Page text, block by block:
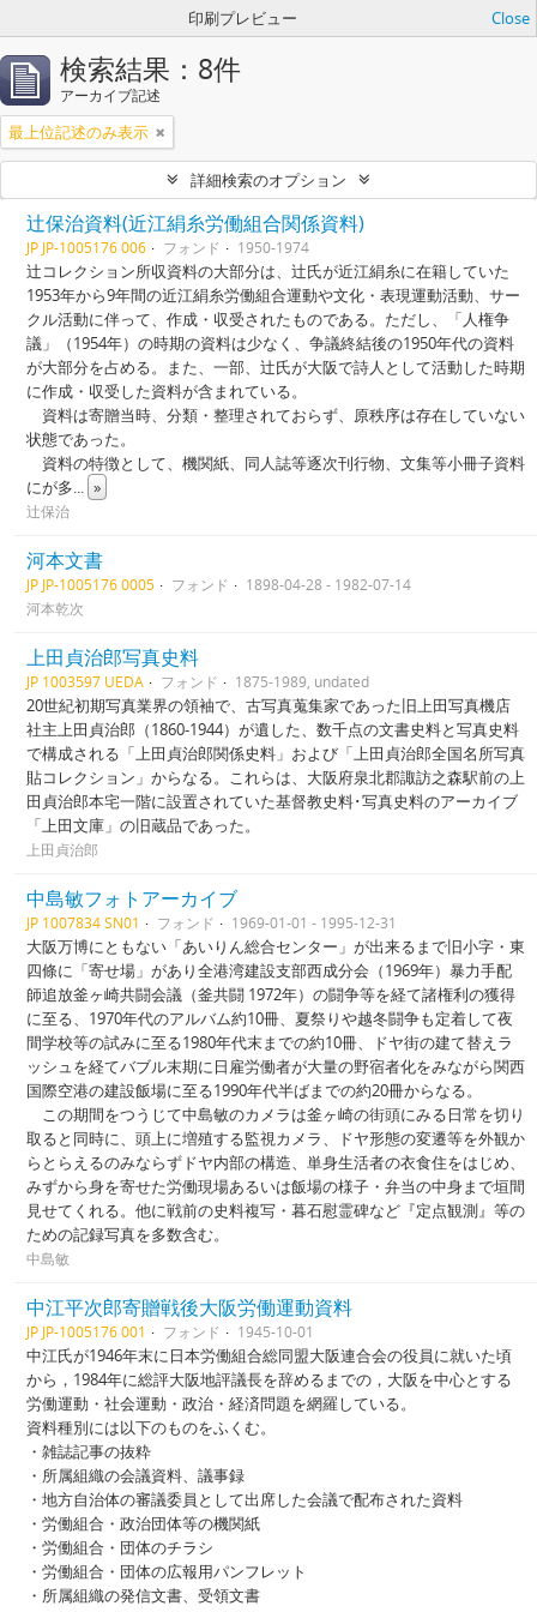
印刷プレビュー Close
検索結果：8件
アーカイブ記述
最上位記述のみ表示
詳細検索のオプション
辻保治資料(近江絹糸労働組合関係資料)
JP JP-1005176 006 フォンド 1950-1974
辻コレクション所収資料の大部分は、辻氏が近江絹糸に在籍していた
1953年から9年間の近江絹糸労働組合運動や文化・表現運動活動、サー
クル活動に伴って、作成・収受されたものである。ただし、「人権争
議」（1954年）の時期の資料は少なく、争議終結後の1950年代の資料
が大部分を占める。また、一部、辻氏が大阪で詩人として活動した時期
に作成・収受した資料が含まれている。
資料は寄贈当時、分類・整理されておらず、原秩序は存在していない
状態であった。
資料の特徴として、機関紙、同人誌等逐次刊行物、文集等小冊子資料
にが多... »
辻保治
河本文書
JP JP-1005176 0005 フォンド
1898-04-28 - 1982-07-14
河本乾次
上田貞治郎写真史料
JP 1003597 UEDA フォンド 1875-1989, undated
20世紀初期写真業界の領袖で、古写真蒐集家であった旧上田写真機店
社主上田貞治郎（1860-1944）が遺した、数千点の文書史料と写真史料
で構成される「上田貞治郎関係史料」および「上田貞治郎全国名所写真
貼コレクション」からなる。これらは、大阪府泉北郡諏訪之森駅前の上
田貞治郎本宅一階に設置されていた基督教史料･写真史料のアーカイブ
「上田文庫」の旧蔵品であった。
上田貞治郎
中島敏フォトアーカイブ
JP 1007834 SN01 フォンド 1969-01-01 - 1995-12-31
大阪万博にともない「あいりん総合センター」が出来るまで旧小字・東
四條に「寄せ場」があり全港湾建設支部西成分会（1969年）暴力手配
師追放釜ヶ崎共闘会議（釜共闘 1972年）の闘争等を経て諸権利の獲得
に至る、1970年代のアルバム約10冊、夏祭りや越冬闘争も定着して夜
間学校等の試みに至る1980年代末までの約10冊、ドヤ街の建て替えラ
ッシュを経てバブル末期に日雇労働者が大量の野宿者化をみながら関西
国際空港の建設飯場に至る1990年代半ばまでの約20冊からなる。
この期間をつうじて中島敏のカメラは釜ヶ崎の街頭にみる日常を切り
取ると同時に、頭上に増殖する監視カメラ、ドヤ形態の変遷等を外観か
らとらえるのみならずドヤ内部の構造、単身生活者の衣食住をはじめ、
みずから身を寄せた労働現場あるいは飯場の様子・弁当の中身まで垣間
見せてくれる。他に戦前の史料複写・暮石慰霊碑など『定点観測』等の
ための記録写真を多数含む。
中島敏
中江平次郎寄贈戦後大阪労働運動資料
JP JP-1005176 001 フォンド 1945-10-01
中江氏が1946年末に日本労働組合総同盟大阪連合会の役員に就いた頃
から，1984年に総評大阪地評議長を辞めるまでの，大阪を中心とする
労働運動・社会運動・政治・経済問題を網羅している。
資料種別には以下のものをふくむ。
・雑誌記事の抜粋
・所属組織の会議資料、議事録
・地方自治体の審議委員として出席した会議で配布された資料
・労働組合・政治団体等の機関紙
・労働組合・団体のチラシ
・労働組合・団体の広報用パンフレット
・所属組織の発信文書、受領文書